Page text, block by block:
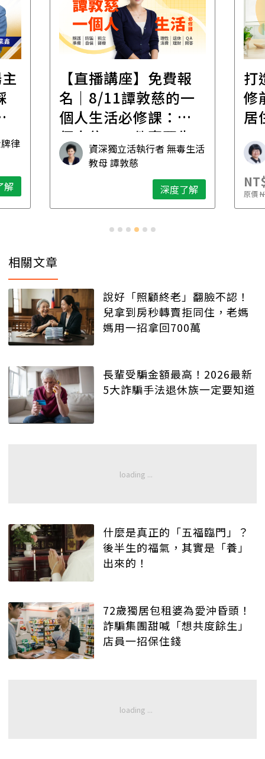
律
解
【直播講座】免費報
名｜8/11譚敦慈的一
個人生活必修課：一
個人住，五件事要先
想清楚！資深獨立活執行者 無毒生活
教母 譚敦慈
深度了解
打
修
居
原價
相關文章
說好「照顧終老」翻臉不認！
兒拿到房秒轉賣拒同住，老媽
媽用一招拿回700萬
長輩受騙金額最高！2026最新
5大詐騙手法退休族一定要知道
什麼是真正的「五福臨門」？
後半生的福氣，其實是「養」
出來的！
72歲獨居包租婆為愛沖昏頭！
詐騙集團甜喊「想共度餘生」
店員一招保住錢